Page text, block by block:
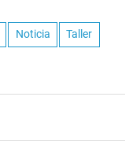
Noticia Taller